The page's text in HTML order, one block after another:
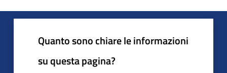
Quanto sono chiare le informazioni
su questa pagina?